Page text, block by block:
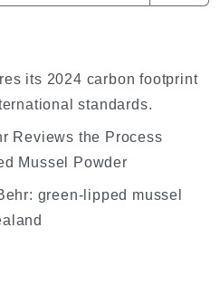
its 2024 carbon footprint
standards.
Reviews the Process
Mussel Powder
green-lipped mussel